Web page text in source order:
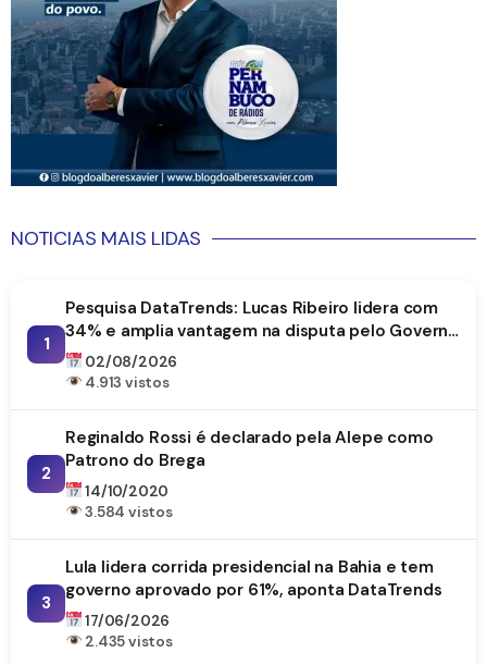
NOTICIAS MAIS LIDAS
1
Pesquisa DataTrends: Lucas Ribeiro lidera com
34% e amplia vantagem na disputa pelo Governo
da Paraíba
02/08/2026
4.913 vistos
2
Reginaldo Rossi é declarado pela Alepe como
Patrono do Brega
14/10/2020
3.584 vistos
3
Lula lidera corrida presidencial na Bahia e tem
governo aprovado por 61%, aponta DataTrends
17/06/2026
2.435 vistos